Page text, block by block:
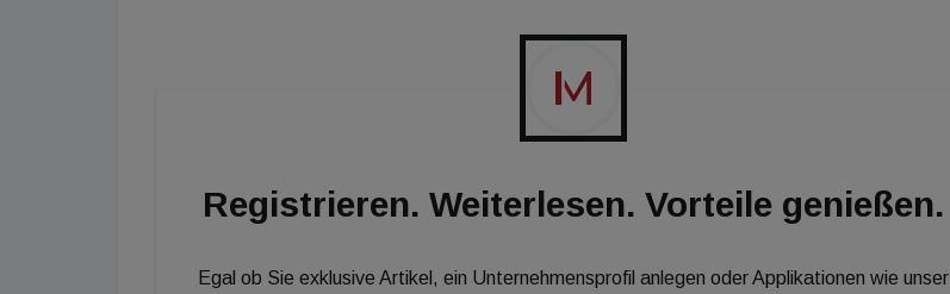
die Heilungschancen zu verbessern“, so Stefan Graf, CEO Leyrer + Graf.
Registrieren. Weiterlesen. Vorteile genießen.
Egal ob Sie exklusive Artikel, ein Unternehmensprofil anlegen oder Applikationen wie unser